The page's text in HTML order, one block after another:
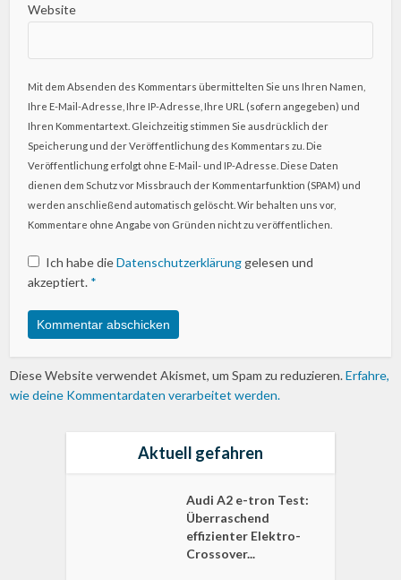
Website
Mit dem Absenden des Kommentars übermittelten Sie uns Ihren Namen,
Ihre E-Mail-Adresse, Ihre IP-Adresse, Ihre URL (sofern angegeben) und
Ihren Kommentartext. Gleichzeitig stimmen Sie ausdrücklich der
Speicherung und der Veröffentlichung des Kommentars zu. Die
Veröffentlichung erfolgt ohne E-Mail- und IP-Adresse. Diese Daten
dienen dem Schutz vor Missbrauch der Kommentarfunktion (SPAM) und
werden anschließend automatisch gelöscht. Wir behalten uns vor,
Kommentare ohne Angabe von Gründen nicht zu veröffentlichen.
Ich habe dieDatenschutzerklärung gelesen und
akzeptiert. *
Diese Website verwendet Akismet, um Spam zu reduzieren.Erfahre,
wie deine Kommentardaten verarbeitet werden.
Aktuell gefahren
Audi A2 e-tron Test:
Überraschend
effizienter Elektro-
Crossover...